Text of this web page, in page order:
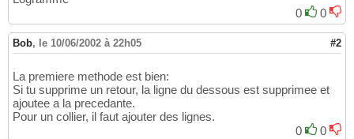
0
0
Bob, le 10/06/2002 à 22h05 #2
La premiere methode est bien:
Si tu supprime un retour, la ligne du dessous est supprimee et
ajoutee a la precedante.
Pour un collier, il faut ajouter des lignes.
0
0